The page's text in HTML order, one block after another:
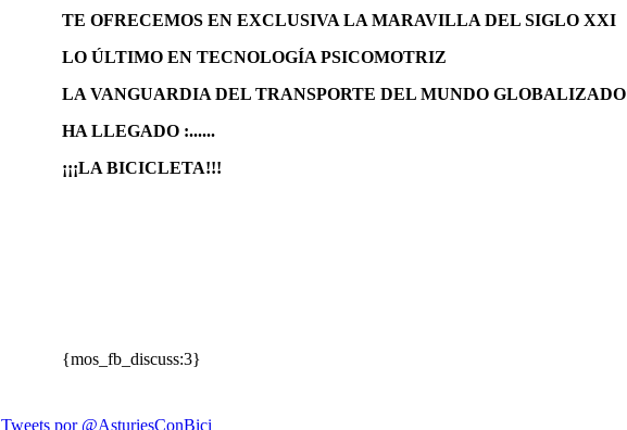
TE OFRECEMOS EN EXCLUSIVA LA MARAVILLA DEL SIGLO XXI
LO ÚLTIMO EN TECNOLOGÍA PSICOMOTRIZ
LA VANGUARDIA DEL TRANSPORTE DEL MUNDO GLOBALIZADO
HA LLEGADO :......
¡¡¡LA BICICLETA!!!
{mos_fb_discuss:3}
Tweets por @AsturiesConBici